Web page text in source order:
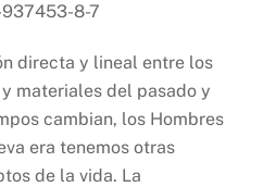
8-7
directa y lineal entre los
materiales del pasado y
cambian, los Hombres
era tenemos otras
de la vida. La